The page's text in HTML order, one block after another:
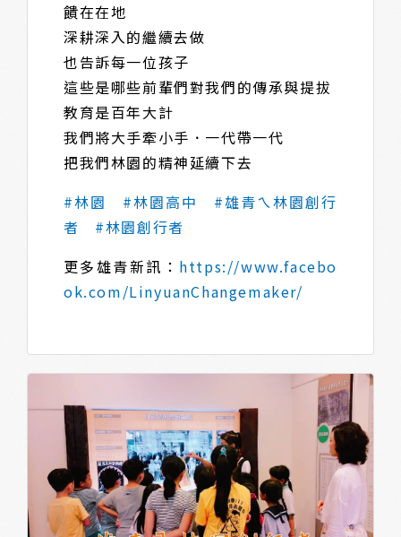
饋在在地
深耕深入的繼續去做
也告訴每一位孩子
這些是哪些前輩們對我們的傳承與提拔
教育是百年大計
我們將大手牽小手．一代帶一代
把我們林園的精神延續下去
#林園
#林園高中
#雄青ㄟ林園創行
者
#林園創行者
更多雄青新訊： https://www.facebo
ok.com/LinyuanChangemaker/